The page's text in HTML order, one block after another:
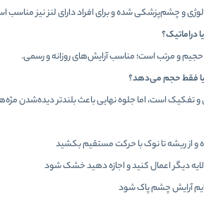
و چشم‌پزشکی شده و برای افراد دارای لنز نیز مناسب
دراماتیک؟
و مرتب است؛ مناسب آرایش‌های روزانه و رسمی.
یا فقط حجم می‌دهد؟
است، اما جلوه نهایی باعث بلندتر دیده‌شدن